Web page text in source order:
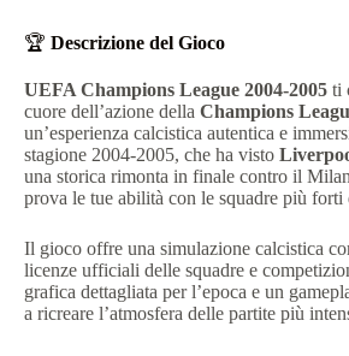
🏆 Descrizione del Gioco
UEFA Champions League 2004-2005 ti
cuore dell’azione della Champions
un’esperienza calcistica autentica e
stagione 2004-2005, che ha visto
una storica rimonta in finale contro il
prova le tue abilità con le squadre più forti
Il gioco offre una simulazione calcistica
licenze ufficiali delle squadre e
grafica dettagliata per l’epoca e un
a ricreare l’atmosfera delle partite più